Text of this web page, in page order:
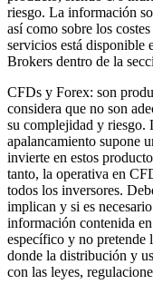
riesgo. La información
así como sobre los
servicios está
Brokers dentro de la
CFDs y Forex: son
considera que no son
su complejidad y riesgo.
apalancamiento supone
invierte en estos
tanto, la operativa en
todos los inversores.
implican y si es
información contenida
específico y no pretende
donde la distribución y
con las leyes,